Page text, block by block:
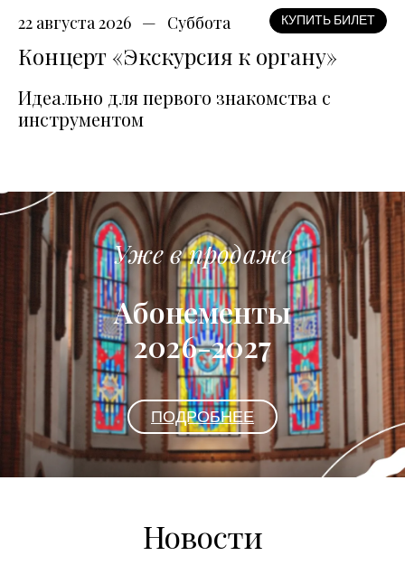
22 августа 2026 Суббота КУПИТЬ БИЛЕТ
Концерт «Экскурсия к органу»
Идеально для первого знакомства с
инструментом
Уже в продаже
Абонементы
2026-2027
ПОДРОБНЕЕ
Новости